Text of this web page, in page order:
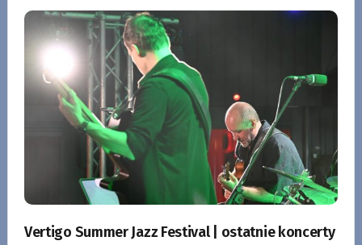
Vertigo Summer Jazz Festival | ostatnie koncerty